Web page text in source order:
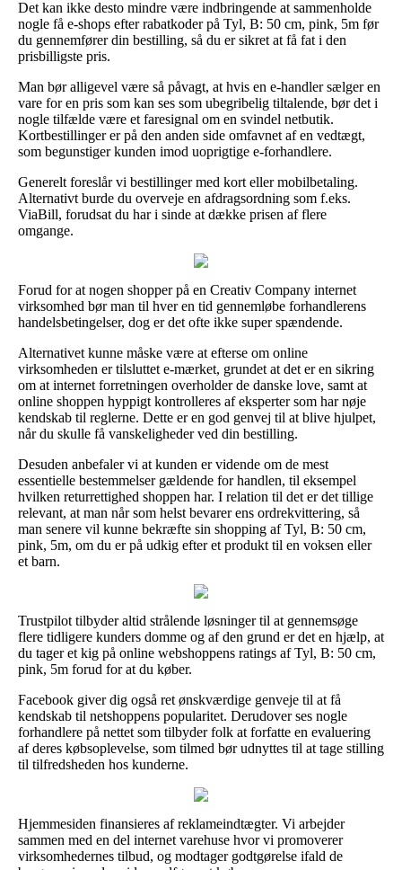
Det kan ikke desto mindre være indbringende at sammenholde
nogle få e-shops efter rabatkoder på Tyl, B: 50 cm, pink, 5m før
du gennemfører din bestilling, så du er sikret at få fat i den
prisbilligste pris.
Man bør alligevel være så påvagt, at hvis en e-handler sælger en
vare for en pris som kan ses som ubegribelig tiltalende, bør det i
nogle tilfælde være et faresignal om en svindel netbutik.
Kortbestillinger er på den anden side omfavnet af en vedtægt,
som begunstiger kunden imod uoprigtige e-forhandlere.
Generelt foreslår vi bestillinger med kort eller mobilbetaling.
Alternativt burde du overveje en afdragsordning som f.eks.
ViaBill, forudsat du har i sinde at dække prisen af flere
omgange.
Forud for at nogen shopper på en Creativ Company internet
virksomhed bør man til hver en tid gennemløbe forhandlerens
handelsbetingelser, dog er det ofte ikke super spændende.
Alternativet kunne måske være at efterse om online
virksomheden er tilsluttet e-mærket, grundet at det er en sikring
om at internet forretningen overholder de danske love, samt at
online shoppen hyppigt kontrolleres af eksperter som har nøje
kendskab til reglerne. Dette er en god genvej til at blive hjulpet,
når du skulle få vanskeligheder ved din bestilling.
Desuden anbefaler vi at kunden er vidende om de mest
essentielle bestemmelser gældende for handlen, til eksempel
hvilken returrettighed shoppen har. I relation til det er det tillige
relevant, at man når som helst bevarer ens ordrekvittering, så
man senere vil kunne bekræfte sin shopping af Tyl, B: 50 cm,
pink, 5m, om du er på udkig efter et produkt til en voksen eller
et barn.
Trustpilot tilbyder altid strålende løsninger til at gennemsøge
flere tidligere kunders domme og af den grund er det en hjælp, at
du tager et kig på online webshoppens ratings af Tyl, B: 50 cm,
pink, 5m forud for at du køber.
Facebook giver dig også ret ønskværdige genveje til at få
kendskab til netshoppens popularitet. Derudover ses nogle
forhandlere på nettet som tilbyder folk at forfatte en evaluering
af deres købsoplevelse, som tilmed bør udnyttes til at tage stilling
til tilfredsheden hos kunderne.
Hjemmesiden finansieres af reklameindtægter. Vi arbejder
sammen med en del internet varehuse hvor vi promoverer
virksomhedernes tilbud, og modtager godtgørelse ifald de